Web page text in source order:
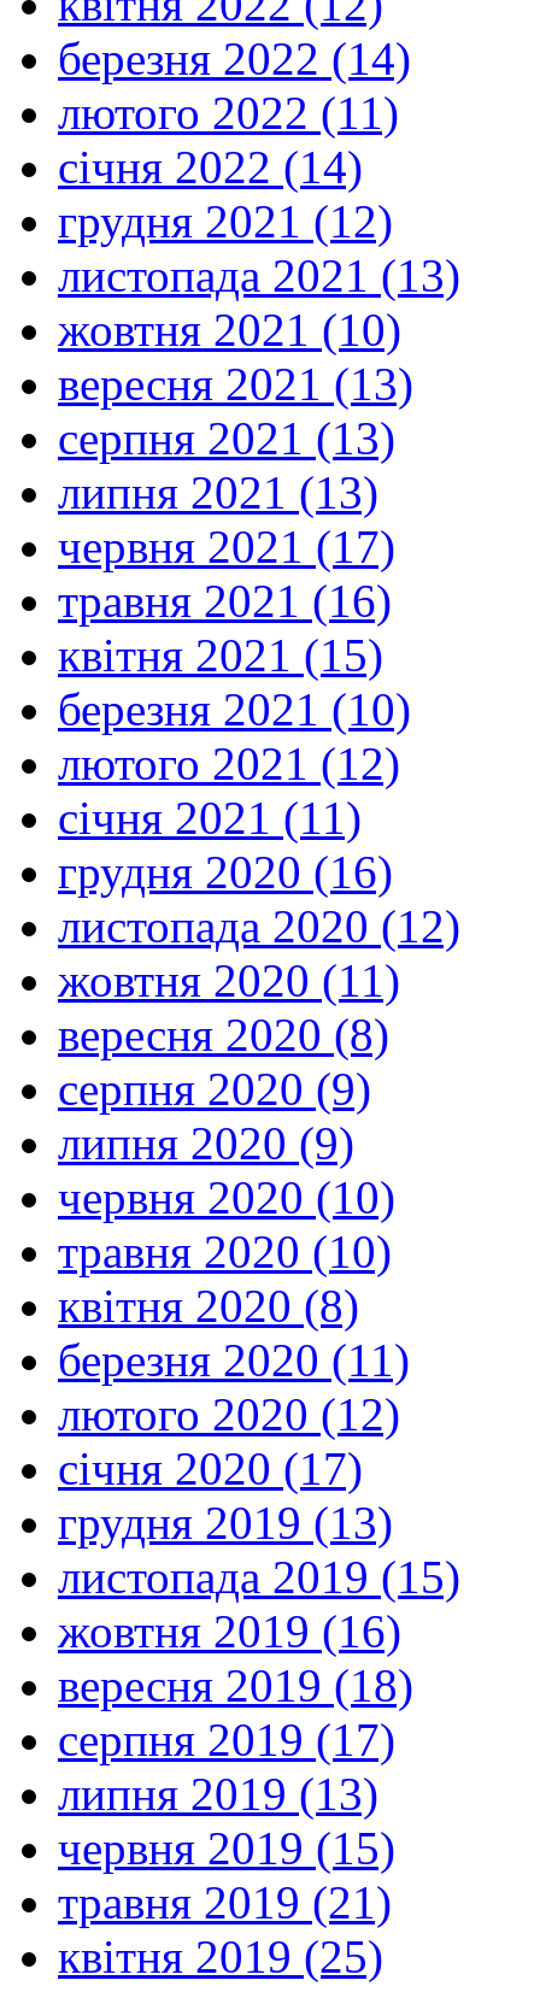
березня 2022 (14)
лютого 2022 (11)
січня 2022 (14)
грудня 2021 (12)
листопада 2021 (13)
жовтня 2021 (10)
вересня 2021 (13)
серпня 2021 (13)
липня 2021 (13)
червня 2021 (17)
травня 2021 (16)
квітня 2021 (15)
березня 2021 (10)
лютого 2021 (12)
січня 2021 (11)
грудня 2020 (16)
листопада 2020 (12)
жовтня 2020 (11)
вересня 2020 (8)
серпня 2020 (9)
липня 2020 (9)
червня 2020 (10)
травня 2020 (10)
квітня 2020 (8)
березня 2020 (11)
лютого 2020 (12)
січня 2020 (17)
грудня 2019 (13)
листопада 2019 (15)
жовтня 2019 (16)
вересня 2019 (18)
серпня 2019 (17)
липня 2019 (13)
червня 2019 (15)
травня 2019 (21)
квітня 2019 (25)